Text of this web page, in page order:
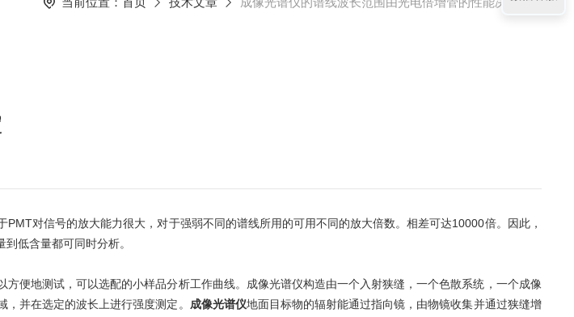
对信号的放大能力很大，对于强弱不同的谱线所用的可用不同的放大倍数。相差可达10000倍。因此，
低含量都可同时分析。
地测试，可以选配的小样品分析工作曲线。成像光谱仪构造由一个入射狭缝，一个色散系统，一个成像
并在选定的波长上进行强度测定。 成像光谱仪地面目标物的辐射能通过指向镜，由物镜收集并通过狭缝增